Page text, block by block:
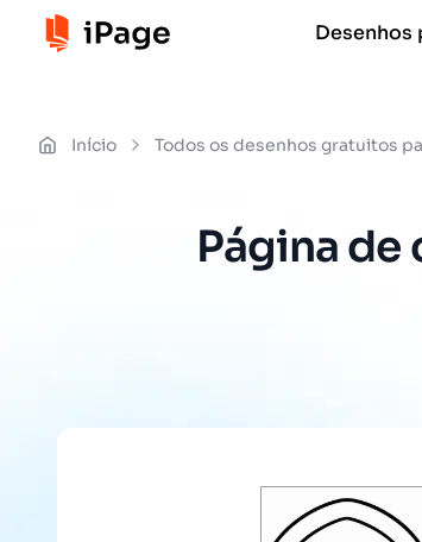
Desenhos
Início Todos os desenhos gratuitos
Página de